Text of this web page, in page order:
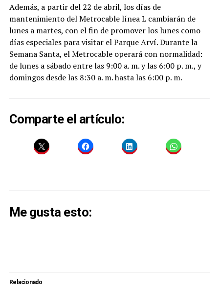
Además, a partir del 22 de abril, los días de
mantenimiento del Metrocable línea L cambiarán de
lunes a martes, con el fin de promover los lunes como
días especiales para visitar el Parque Arví. Durante la
Semana Santa, el Metrocable operará con normalidad:
de lunes a sábado entre las 9:00 a. m. y las 6:00 p. m., y
domingos desde las 8:30 a. m. hasta las 6:00 p. m.
Comparte el artículo:
Me gusta esto:
Relacionado